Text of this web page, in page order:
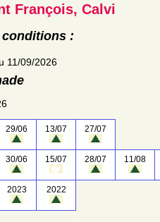
François, Calvi
conditions :
11/09/2026
29/06 13/07 27/07
30/06 15/07 28/07 11/08
2023 2022